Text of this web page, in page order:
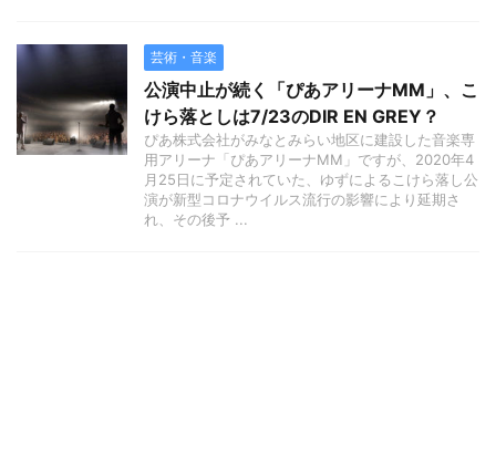
芸術・音楽
公演中止が続く「ぴあアリーナMM」、こ
けら落としは7/23のDIR EN GREY？
ぴあ株式会社がみなとみらい地区に建設した音楽専
用アリーナ「ぴあアリーナMM」ですが、2020年4
月25日に予定されていた、ゆずによるこけら落し公
演が新型コロナウイルス流行の影響により延期さ
れ、その後予 ...